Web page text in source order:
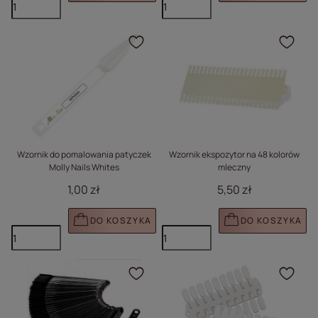
Wzornik do pomalowania patyczek
Molly Nails Whites
1,00 zł
DO KOSZYKA
Kliknij, aby dodać
Wzornik ekspozytor na 48 kolorów
mleczny
5,50 zł
DO KOSZYKA
Kliknij, aby dodać